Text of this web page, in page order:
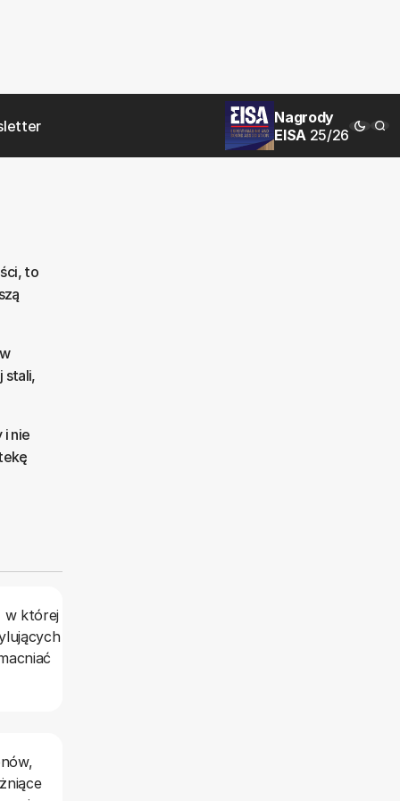
Nagrody
EISA 25/26
to
stali,
i nie
w której